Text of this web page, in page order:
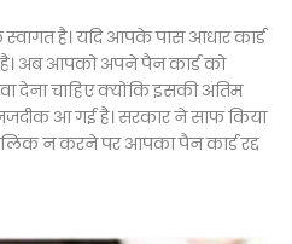
है। यदि आपके पास आधार कार्ड
अब आपको अपने पैन कार्ड को
देना चाहिए क्योंकि इसकी अंतिम
आ गई है। सरकार ने साफ किया
लिंक न करने पर आपका पैन कार्ड रद्द